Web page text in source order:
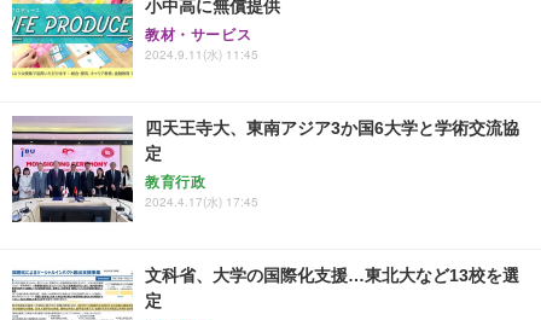
小中高に無償提供
教材・サービス
2024.9.11(水) 11:45
四天王寺大、東南アジア3か国6大学と学術交流協
定
教育行政
2024.4.17(水) 17:45
文科省、大学の国際化支援…東北大など13校を選
定